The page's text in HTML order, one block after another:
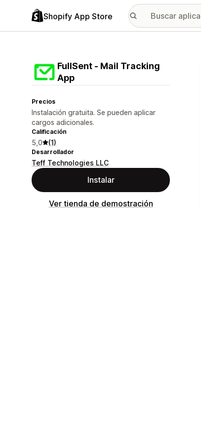
Shopify App Store
FullSent ‑ Mail Tracking
App
Precios
Instalación gratuita. Se pueden aplicar
cargos adicionales.
Calificación
5,0 (1)
Desarrollador
Teff Technologies LLC
Instalar
Ver tienda de demostración